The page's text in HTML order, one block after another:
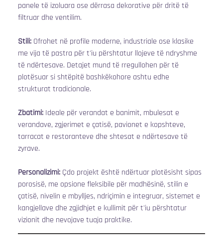
panele të izoluara ose dërrasa dekorative për dritë të
filtruar dhe ventilim.
Stili: Ofrohet në profile moderne, industriale ose klasike
me vija të pastra për t'iu përshtatur llojeve të ndryshme
të ndërtesave. Detajet mund të rregullohen për të
plotësuar si shtëpitë bashkëkohore ashtu edhe
strukturat tradicionale.
Zbatimi: Ideale për verandat e banimit, mbulesat e
verandave, zgjerimet e çatisë, pavionet e kopshteve,
tarracat e restoranteve dhe shtesat e ndërtesave të
zyrave.
Personalizimi: Çdo projekt është ndërtuar plotësisht sipas
porosisë, me opsione fleksibile për madhësinë, stilin e
çatisë, nivelin e mbylljes, ndriçimin e integruar, sistemet e
kangjellave dhe zgjidhjet e kullimit për t'iu përshtatur
vizionit dhe nevojave tuaja praktike.